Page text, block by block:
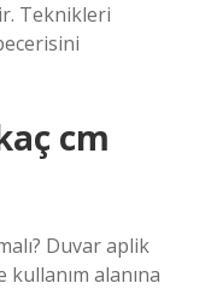
Teknikleri
cm
Duvar aplik
alanına